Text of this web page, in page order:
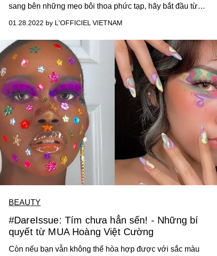
sang bên những mẹo bôi thoa phức tạp, hãy bắt đầu từ
skincare: Làm sạch da.
01.28.2022 by L'OFFICIEL VIETNAM
BEAUTY
#DareIssue: Tím chưa hẳn sến! - Những bí
quyết từ MUA Hoàng Việt Cường
Còn nếu bạn vẫn không thể hòa hợp được với sắc màu